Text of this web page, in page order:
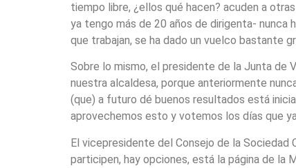
tiempo libre, ¿ellos qué hacen? acuden a
ya tengo más de 20 años de dirigenta- nunca
que trabajan, se ha dado un vuelco bastante
Sobre lo mismo, el presidente de la Junta de
nuestra alcaldesa, porque anteriormente
(que) a futuro dé buenos resultados está
aprovechemos esto y votemos los días que
El vicepresidente del Consejo de la Sociedad
participen, hay opciones, está la página de la